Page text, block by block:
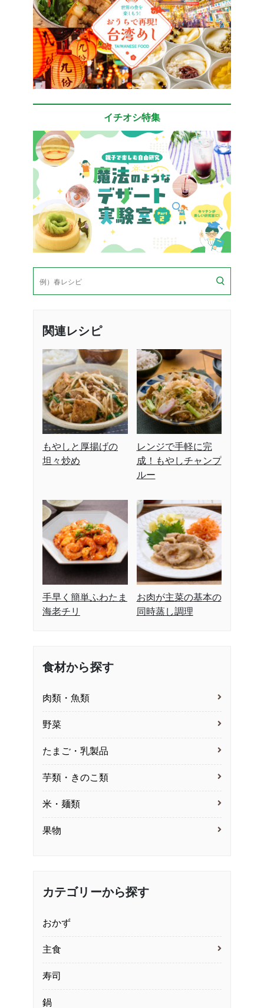
イチオシ特集
検
索
関連レシピ
もやしと厚揚げの
坦々炒め
レンジで手軽に完
成！もやしチャンプ
ルー
手早く簡単ふわたま
海老チリ
お肉が主菜の基本の
同時蒸し調理
食材から探す
肉類・魚類
野菜
たまご・乳製品
芋類・きのこ類
米・麺類
果物
カテゴリーから探す
おかず
主食
寿司
鍋